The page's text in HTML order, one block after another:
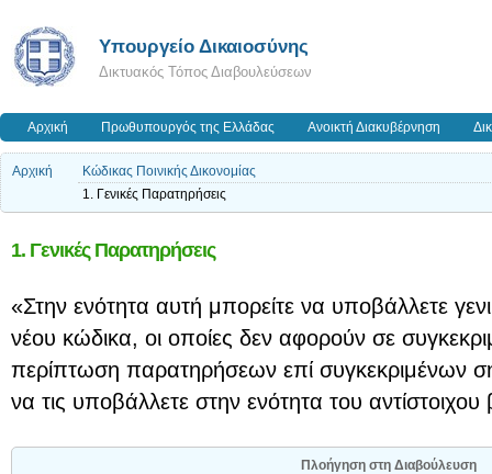
Υπουργείο Δικαιοσύνης
Δικτυακός Τόπος Διαβουλεύσεων
Αρχική Πρωθυπουργός της Ελλάδας Ανοικτή Διακυβέρνηση
Αρχική
Κώδικας Ποινικής Δικονομίας
1. Γενικές Παρατηρήσεις
1. Γενικές Παρατηρήσεις
«Στην ενότητα αυτή μπορείτε να υποβάλλετε
νέου κώδικα, οι οποίες δεν αφορούν σε
περίπτωση παρατηρήσεων επί συγκεκριμένων
να τις υποβάλλετε στην ενότητα του αντίστοιχου
Πλοήγηση στη Διαβούλευση